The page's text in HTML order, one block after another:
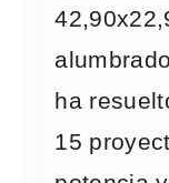
ha
15